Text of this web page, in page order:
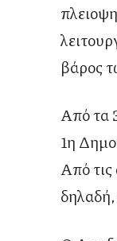
βάρος
Από τα
1η
Από τις